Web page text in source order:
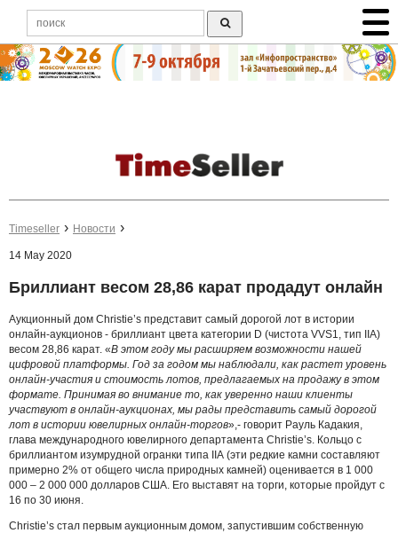
Timeseller Новости
14 May 2020
Бриллиант весом 28,86 карат продадут онлайн
Аукционный дом Christie’s представит самый дорогой лот в истории
онлайн-аукционов - бриллиант цвета категории D (чистота VVS1, тип IIA)
весом 28,86 карат. «В этом году мы расширяем возможности нашей
цифровой платформы. Год за годом мы наблюдали, как растет уровень
онлайн-участия и стоимость лотов, предлагаемых на продажу в этом
формате. Принимая во внимание то, как уверенно наши клиенты
участвуют в онлайн-аукционах, мы рады представить самый дорогой
лот в истории ювелирных онлайн-торгов»,- говорит Рауль Кадакия,
глава международного ювелирного департамента Christie’s. Кольцо с
бриллиантом изумрудной огранки типа IIА (эти редкие камни составляют
примерно 2% от общего числа природных камней) оценивается в 1 000
000 – 2 000 000 долларов США. Его выставят на торги, которые пройдут с
16 по 30 июня.
Christie’s стал первым аукционным домом, запустившим собственную